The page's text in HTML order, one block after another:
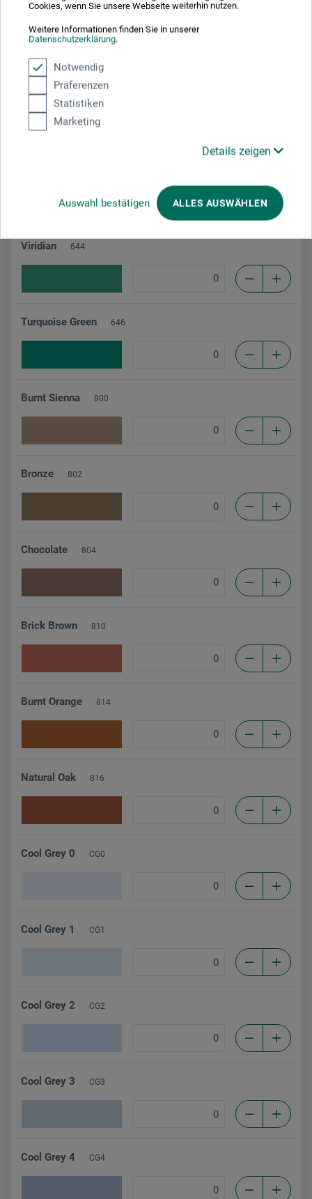
Cookies, wenn Sie unsere Webseite weiterhin nutzen.
Weitere Informationen finden Sie in unserer
Datenschutzerklärung.
Notwendig
Präferenzen
Statistiken
Marketing
Details zeigen
Auswahl bestätigen ALLES AUSWÄHLEN
Forest Green
Viridian 644
Turquoise Green 646
Burnt Sienna 800
Bronze 802
Chocolate 804
Brick Brown 810
Burnt Orange 814
Natural Oak 816
Cool Grey 0 CG0
Cool Grey 1 CG1
Cool Grey 2 CG2
Cool Grey 3 CG3
Cool Grey 4 CG4